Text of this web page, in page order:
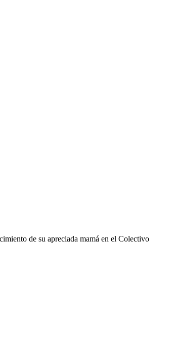
de su apreciada mamá en el Colectivo